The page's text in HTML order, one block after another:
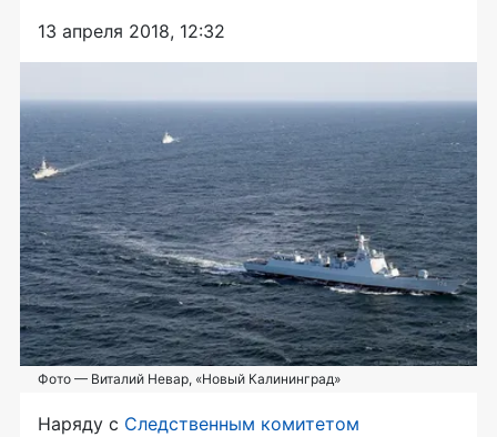
13 апреля 2018, 12:32
Фото — Виталий Невар, «Новый Калининград»
Наряду с Следственным комитетом